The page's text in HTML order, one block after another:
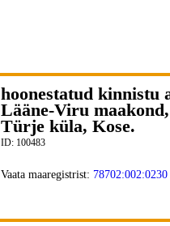
hoonestatud kinnistu
Lääne-Viru
Türje küla, Kose.
ID: 100483
Vaata maaregistrist: 78702:002:0230